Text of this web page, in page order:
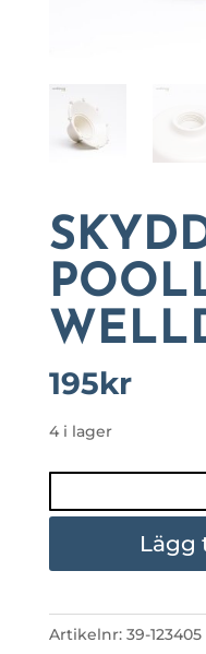
195kr
4 i lager
POOLLAMPA
WELLDANA
mängd
Lägg
Artikelnr: 39-123405